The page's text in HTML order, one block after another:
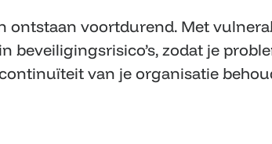
ontstaan voortdurend. Met
beveiligingsrisico’s, zodat je
van je organisatie